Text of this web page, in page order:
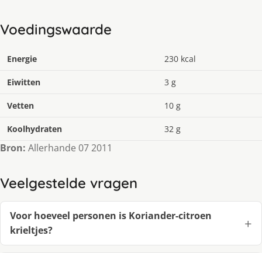
Voedingswaarde
Energie 230 kcal
Eiwitten 3 g
Vetten 10 g
Koolhydraten 32 g
Bron: Allerhande 07 2011
Veelgestelde vragen
Voor hoeveel personen is Koriander-citroen
krieltjes?